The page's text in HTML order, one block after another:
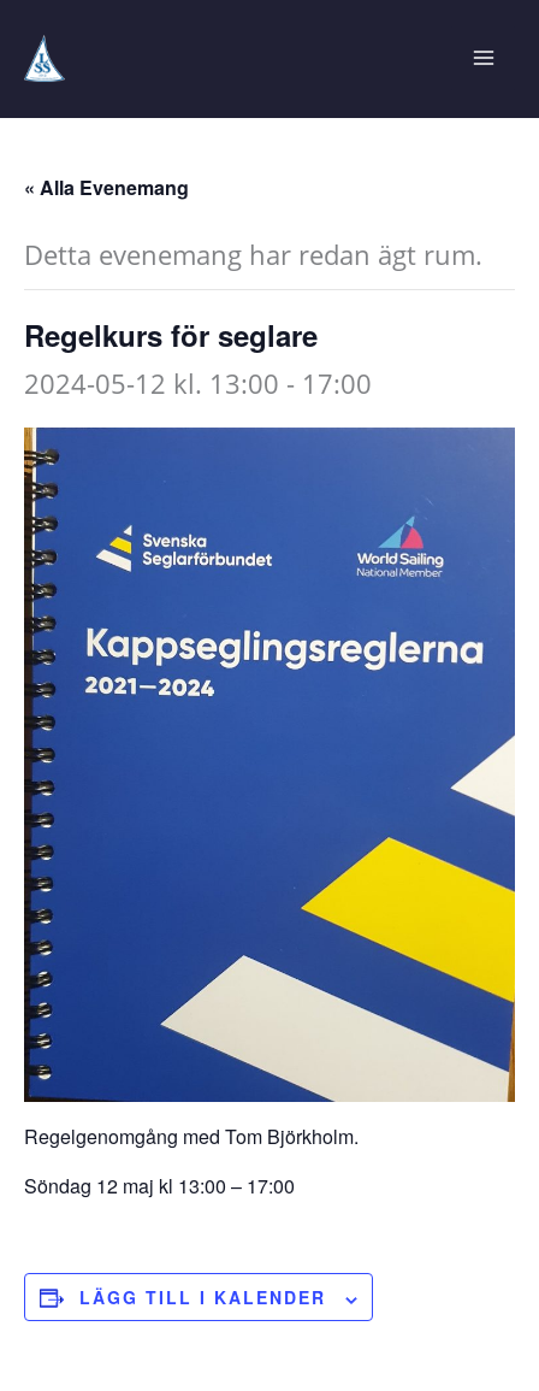
« Alla Evenemang
Detta evenemang har redan ägt rum.
Regelkurs för seglare
2024-05-12 kl. 13:00 - 17:00
Regelgenomgång med Tom Björkholm.
Söndag 12 maj kl 13:00 – 17:00
LÄGG TILL I KALENDER